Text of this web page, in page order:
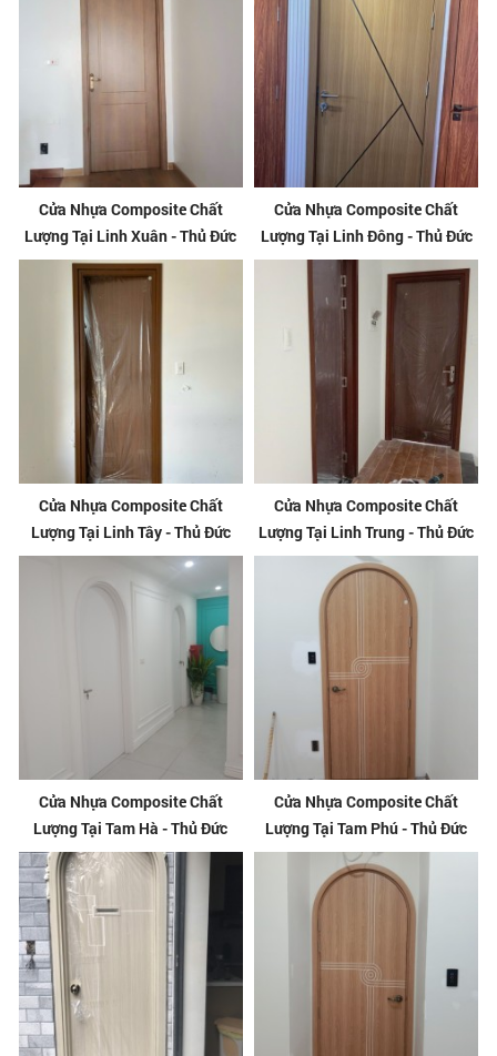
Cửa Nhựa Composite Chất
Lượng Tại Linh Xuân - Thủ Đức
Cửa Nhựa Composite Chất
Lượng Tại Linh Đông - Thủ Đức
Cửa Nhựa Composite Chất
Lượng Tại Linh Tây - Thủ Đức
Cửa Nhựa Composite Chất
Lượng Tại Linh Trung - Thủ Đức
Cửa Nhựa Composite Chất
Lượng Tại Tam Hà - Thủ Đức
Cửa Nhựa Composite Chất
Lượng Tại Tam Phú - Thủ Đức